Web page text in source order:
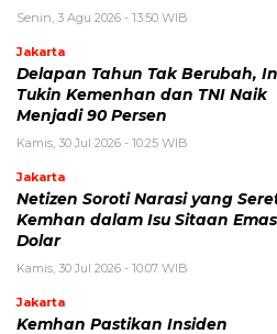
Senin, 3 Agu 2026 - 13:50 WIB
Jakarta
Delapan Tahun Tak Berubah,
Tukin Kemenhan dan TNI Naik
Menjadi 90 Persen
Kamis, 30 Jul 2026 - 10:25 WIB
Jakarta
Netizen Soroti Narasi yang
Kemhan dalam Isu Sitaan
Dolar
Kamis, 30 Jul 2026 - 10:07 WIB
Jakarta
Kemhan Pastikan Insiden